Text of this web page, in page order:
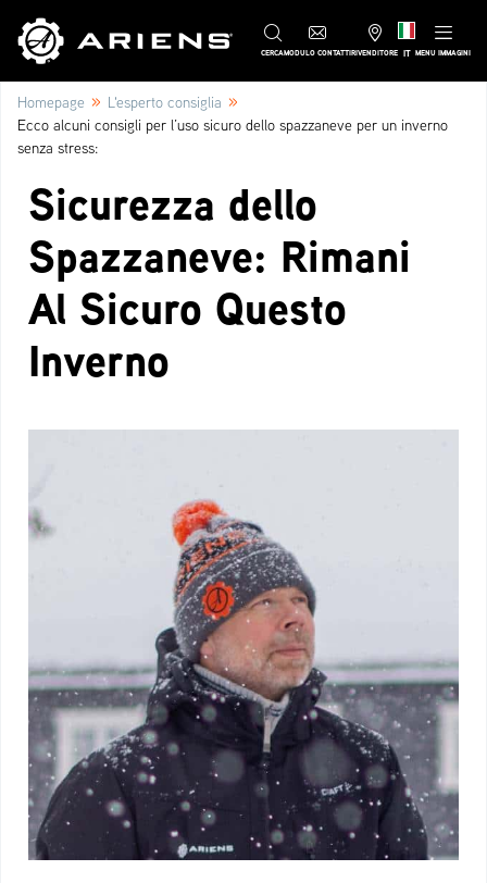
CERCAMODULO CONTATTIRIVENDITORE IT MENU IMMAGINI
Homepage » L'esperto consiglia »
Ecco alcuni consigli per l’uso sicuro dello spazzaneve per un inverno
senza stress:
Sicurezza dello
Spazzaneve: Rimani
Al Sicuro Questo
Inverno